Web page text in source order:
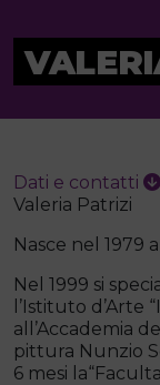
Dati e contatti
Valeria Patrizi
Nasce nel 1979
Nel 1999 si
l’Istituto d’Arte
all’Accademia
pittura Nunzio
6 mesi